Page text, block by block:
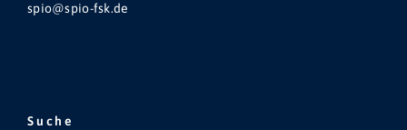
spio@spio-fsk.de
Suche